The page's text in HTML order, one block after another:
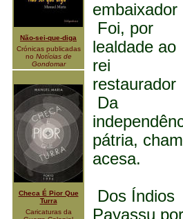
Não-sei-que-diga
Crónicas publicadas
no Notícias de
Gondomar
Checa É Pior Que
Turra
Caricaturas da
embaixador
Foi, por
lealdade ao
rei
restaurador
Da
pátria,
acesa.
Dos Índios
Payassu por